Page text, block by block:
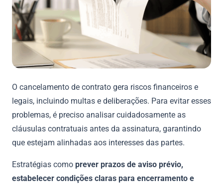
O cancelamento de contrato gera riscos financeiros e
legais, incluindo multas e deliberações. Para evitar esses
problemas, é preciso analisar cuidadosamente as
cláusulas contratuais antes da assinatura, garantindo
que estejam alinhadas aos interesses das partes.
Estratégias como prever prazos de aviso prévio,
estabelecer condições claras para encerramento e